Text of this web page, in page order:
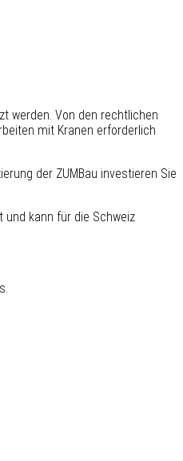
werden. Von den rechtlichen
mit Kranen erforderlich
der ZUMBau investieren Sie
kann für die Schweiz